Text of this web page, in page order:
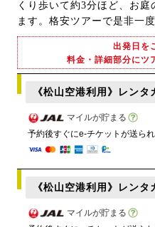
くり歩いて約3分ほど、お
ます。格安ツアーで是非一
出発日を
料金・詳細部分にツ
《松山空港利用》レンタ
マイルが貯まる
予約後すぐにe-チケットが送ら
《松山空港利用》レンタ
マイルが貯まる